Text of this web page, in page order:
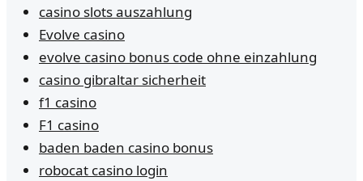
casino slots auszahlung
Evolve casino
evolve casino bonus code ohne einzahlung
casino gibraltar sicherheit
f1 casino
F1 casino
baden baden casino bonus
robocat casino login